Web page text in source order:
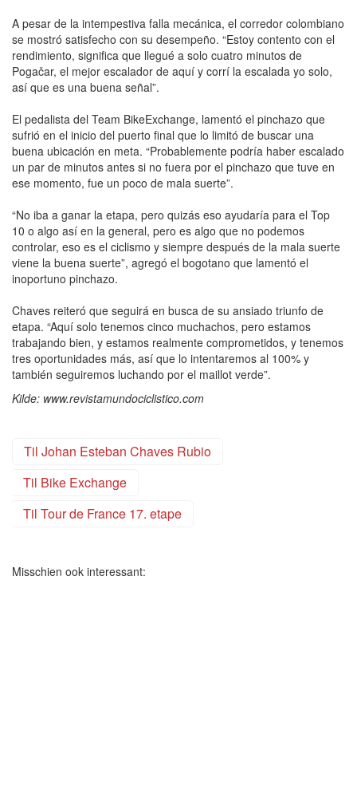
A pesar de la intempestiva falla mecánica, el corredor colombiano
se mostró satisfecho con su desempeño. “Estoy contento con el
rendimiento, significa que llegué a solo cuatro minutos de
Pogačar, el mejor escalador de aquí y corrí la escalada yo solo,
así que es una buena señal”.
El pedalista del Team BikeExchange, lamentó el pinchazo que
sufrió en el inicio del puerto final que lo limitó de buscar una
buena ubicación en meta. “Probablemente podría haber escalado
un par de minutos antes si no fuera por el pinchazo que tuve en
ese momento, fue un poco de mala suerte”.
“No iba a ganar la etapa, pero quizás eso ayudaría para el Top
10 o algo así en la general, pero es algo que no podemos
controlar, eso es el ciclismo y siempre después de la mala suerte
viene la buena suerte”, agregó el bogotano que lamentó el
inoportuno pinchazo.
Chaves reiteró que seguirá en busca de su ansiado triunfo de
etapa. “Aquí solo tenemos cinco muchachos, pero estamos
trabajando bien, y estamos realmente comprometidos, y tenemos
tres oportunidades más, así que lo intentaremos al 100% y
también seguiremos luchando por el maillot verde”.
Kilde: www.revistamundociclistico.com
Til Johan Esteban Chaves Rubio
Til Bike Exchange
Til Tour de France 17. etape
Misschien ook interessant: